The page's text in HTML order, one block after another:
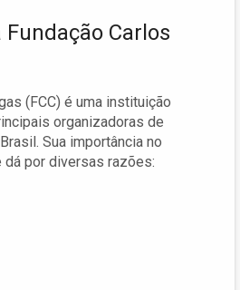
Carlos
(FCC) é uma instituição
organizadoras de
Sua importância no
por diversas razões: